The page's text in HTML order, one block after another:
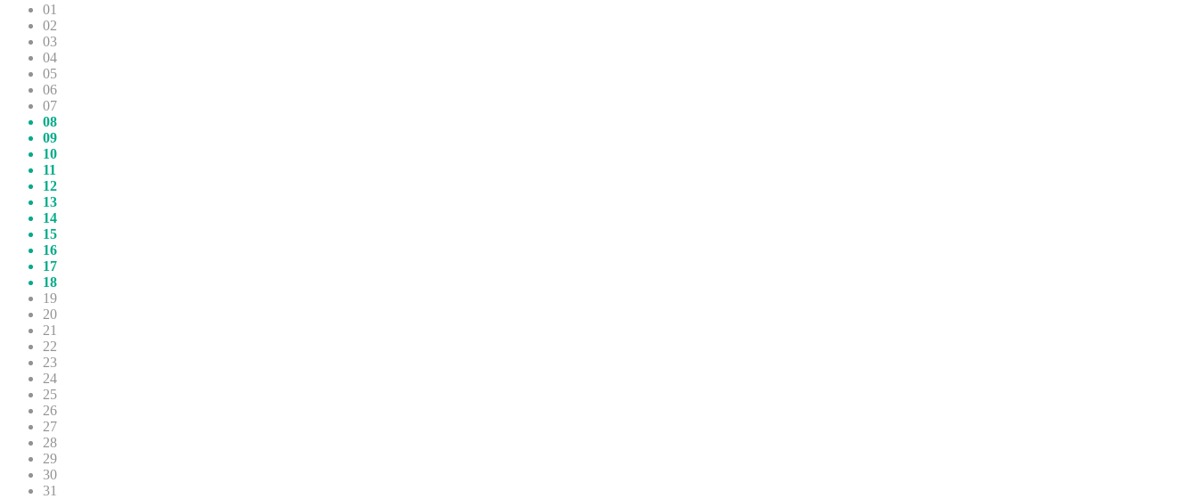
01
02
03
04
05
06
07
08
09
10
11
12
13
14
15
16
17
18
19
20
21
22
23
24
25
26
27
28
29
30
31